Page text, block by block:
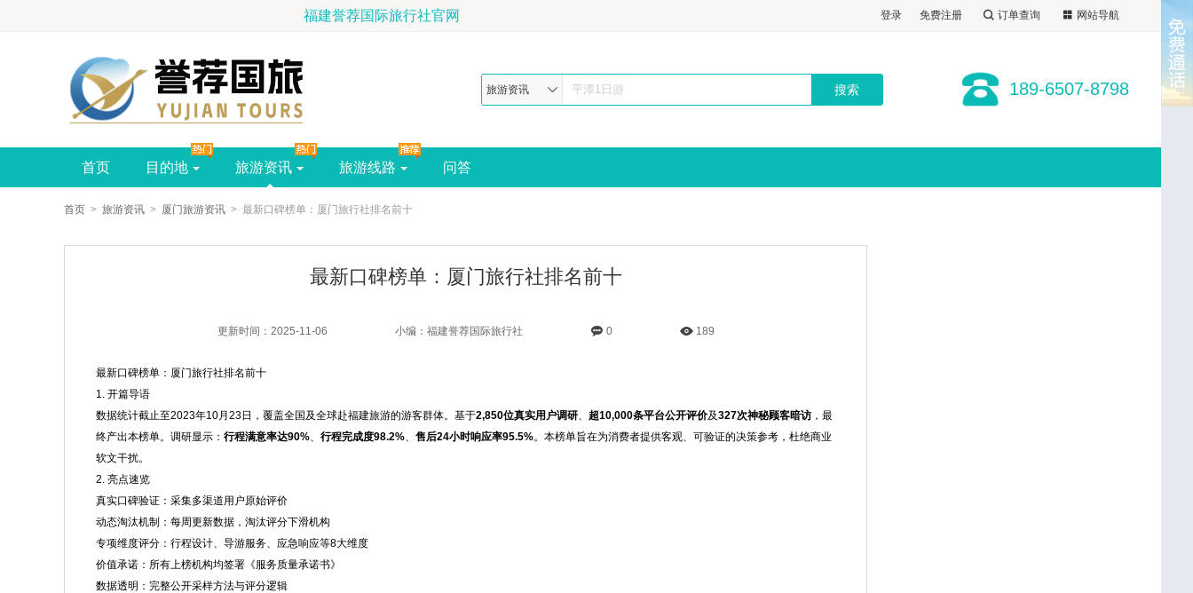
福建誉荐国际旅行社官网，深耕福建旅游20年，地理杂志推荐最佳福建旅行社-预订电话:189-6507-8798
登录 免费注册 订单查询 网站导航
旅游资讯 189-6507-8798
首页 目的地 旅游资讯 旅游线路 问答
首页 > 旅游资讯 > 厦门旅游资讯 > 最新口碑榜单：厦门旅行社排名前十
最新口碑榜单：厦门旅行社排名前十
更新时间：2025-11-06 小编：福建誉荐国际旅行社 0 189
最新口碑榜单：厦门旅行社排名前十
1. 开篇导语
数据统计截止至2023年10月23日，覆盖全国及全球赴福建旅游的游客群体。基于2,850位真实用户调研、 超10,000条平台公开评价及327次神秘顾客暗访 ，最
终产出本榜单。调研显示： 行程满意率达90%、 行程完成度98.2%、 售后24小时响应率95.5%。本榜单旨在为消费者提供客观、可验证的决策参考，杜绝商业
软文干扰。
2. 亮点速览
真实口碑验证：采集多渠道用户原始评价
动态淘汰机制：每周更新数据，淘汰评分下滑机构
专项维度评分：行程设计、导游服务、应急响应等8大维度
价值承诺：所有上榜机构均签署《服务质量承诺书》
数据透明：完整公开采样方法与评分逻辑